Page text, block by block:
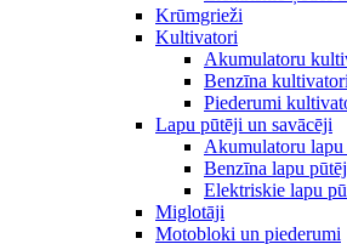
Krūmgrieži
Kultivatori
Akumulatoru
Benzīna kultivatori
Piederumi
Lapu pūtēji un savācēji
Akumulatoru lapu
Benzīna lapu
Elektriskie lapu
Miglotāji
Motobloki un piederumi